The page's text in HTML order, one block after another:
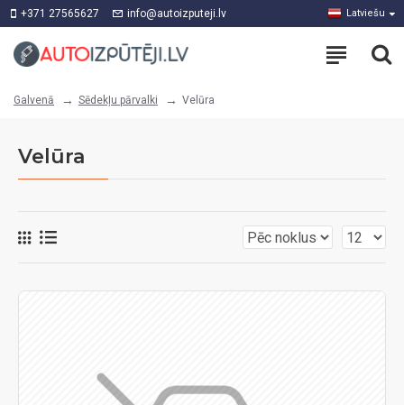
+371 27565627 info@autoizputeji.lv Latviešu
Galvenā Sēdekļu pārvalki Velūra
Velūra